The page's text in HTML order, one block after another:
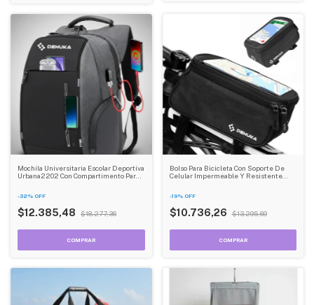
Mochila Universitaria Escolar Deportiva
Urbana2202 Con Compartimento Para
-32% OFF
$12.385,48 $18.277,36
Bolso Para Bicicleta Con Soporte De
Celular Impermeable Y Resistente
-19% OFF
$10.736,26 $13.295,69